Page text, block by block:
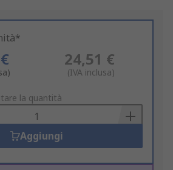
24,51 €
(IVA inclusa)
la quantità
Aggiungi